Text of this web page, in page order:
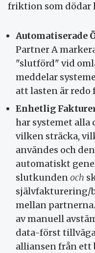
friktion som dödar
Automatiserade
Partner A
"slutförd" vid
meddelar
att lasten är
Enhetlig
har systemet alla
vilken sträcka,
användes och
automatiskt
slutkundenoch
självfakturering/
mellan
av manuell
data-först
alliansen från ett